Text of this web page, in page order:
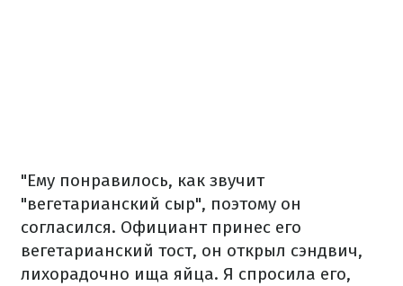
"Ему понравилось, как звучит
"вегетарианский сыр", поэтому он
согласился. Официант принес его
вегетарианский тост, он открыл сэндвич,
лихорадочно ища яйца. Я спросила его,